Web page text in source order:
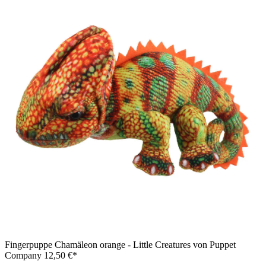
Fingerpuppe Chamäleon orange - Little Creatures von Puppet
Company 12,50 €*